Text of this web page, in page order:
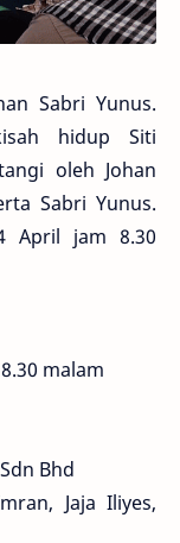
Sabri Yunus.
hidup Siti
oleh Johan
Sabri Yunus.
April jam 8.30
malam
Bhd
Jaja Iliyes,